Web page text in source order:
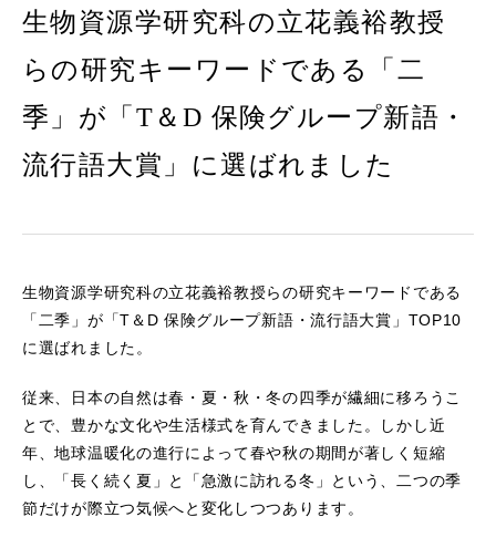
生物資源学研究科の立花義裕教授
らの研究キーワードである「二
季」が「T＆D 保険グループ新語・
流行語大賞」に選ばれました
生物資源学研究科の立花義裕教授らの研究キーワードである
「二季」が「T＆D 保険グループ新語・流行語大賞」TOP10
に選ばれました。
従来、日本の自然は春・夏・秋・冬の四季が繊細に移ろうこ
とで、豊かな文化や生活様式を育んできました。しかし近
年、地球温暖化の進行によって春や秋の期間が著しく短縮
し、「長く続く夏」と「急激に訪れる冬」という、二つの季
節だけが際立つ気候へと変化しつつあります。